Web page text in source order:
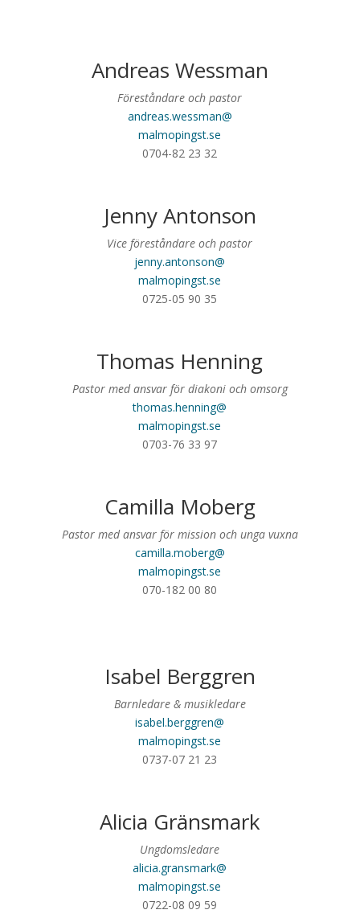
Andreas Wessman
Föreståndare och pastor
andreas.wessman@
malmopingst.se
0704-82 23 32
Jenny Antonson
Vice föreståndare och pastor
jenny.antonson@
malmopingst.se
0725-05 90 35
Thomas Henning
Pastor med ansvar för diakoni och omsorg
thomas.henning@
malmopingst.se
0703-76 33 97
Camilla Moberg
Pastor med ansvar för mission och unga vuxna
camilla.moberg@
malmopingst.se
070-182 00 80
Isabel Berggren
Barnledare & musikledare
isabel.berggren@
malmopingst.se
0737-07 21 23
Alicia Gränsmark
Ungdomsledare
alicia.gransmark@
malmopingst.se
0722-08 09 59